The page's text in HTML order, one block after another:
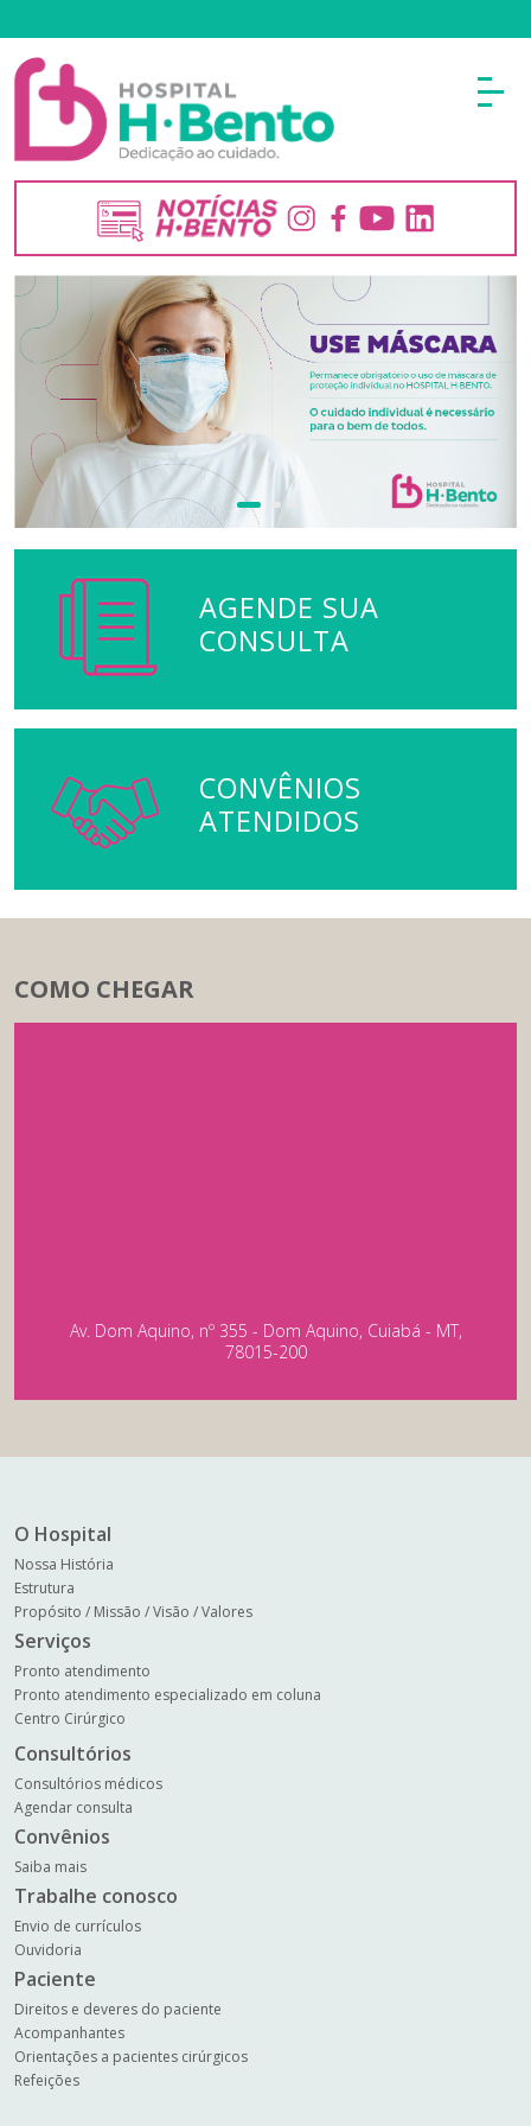
AGENDE SUA
CONSULTA
CONVÊNIOS
ATENDIDOS
COMO CHEGAR
Av. Dom Aquino, nº 355 - Dom Aquino, Cuiabá - MT,
78015-200
O Hospital
Nossa História
Estrutura
Propósito / Missão / Visão / Valores
Serviços
Pronto atendimento
Pronto atendimento especializado em coluna
Centro Cirúrgico
Consultórios
Consultórios médicos
Agendar consulta
Convênios
Saiba mais
Trabalhe conosco
Envio de currículos
Ouvidoria
Paciente
Direitos e deveres do paciente
Acompanhantes
Orientações a pacientes cirúrgicos
Refeições